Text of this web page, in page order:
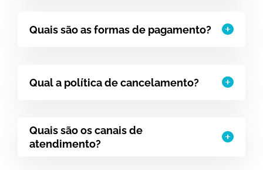
Quais são as formas de pagamento?
Qual a política de cancelamento?
Quais são os canais de
atendimento?